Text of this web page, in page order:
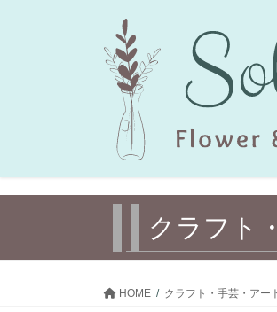
ッ
移
クラフト
HOME クラフト・ 手芸・アー